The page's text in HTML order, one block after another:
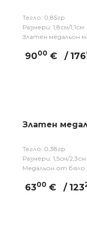
Тегло: 0,85гр
Размери: 1,8см/1,1см
Златен медальон
9000 € / 176
Златен
Тегло: 0,38гр
Размери: 1,5см/2,3см
Медальон от бяло
6300 € / 123